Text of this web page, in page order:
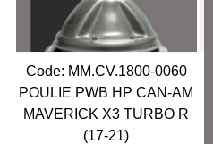
Code: MM.CV.1800-0060
POULIE PWB HP CAN-AM
MAVERICK X3 TURBO R
(17-21)